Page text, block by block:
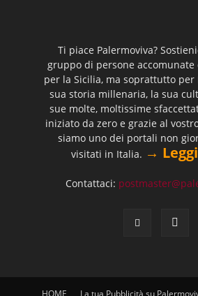
Ti piace Palermoviva?
gruppo di persone accomunate
per la Sicilia, ma soprattutto per
sua storia millenaria, la sua
sue molte, moltissime
iniziato da zero e grazie al
siamo uno dei portali non
visitati in Italia. →
Contattaci:
HOME La tua Pubblicità su